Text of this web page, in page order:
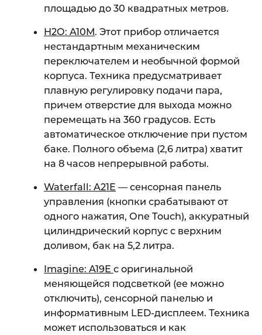
площадью до 30 квадратных метров.
H2O: A10M. Этот прибор отличается
нестандартным механическим
переключателем и необычной формой
корпуса. Техника предусматривает
плавную регулировку подачи пара,
причем отверстие для выхода можно
перемещать на 360 градусов. Есть
автоматическое отключение при пустом
баке. Полного объема (2,6 литра) хватит
на 8 часов непрерывной работы.
Waterfall: A21E — сенсорная панель
управления (кнопки срабатывают от
одного нажатия, One Touch), аккуратный
цилиндрический корпус с верхним
доливом, бак на 5,2 литра.
Imagine: A19E c оригинальной
меняющейся подсветкой (ее можно
отключить), сенсорной панелью и
информативным LED-дисплеем. Техника
может использоваться и как